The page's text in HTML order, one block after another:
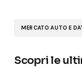
MERCATO AUTO E
Scopri le